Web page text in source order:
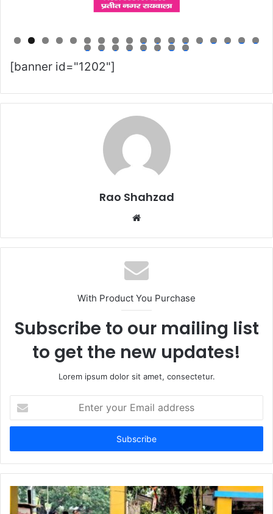
0 1 2 3 4 5 6 7 8
9 0 1 2 3 4 5 6
[banner id="1202"]
Rao Shahzad
Website
With Product You Purchase
Subscribe to our mailing list
to get the new updates!
Lorem ipsum dolor sit amet, consectetur.
your
Email